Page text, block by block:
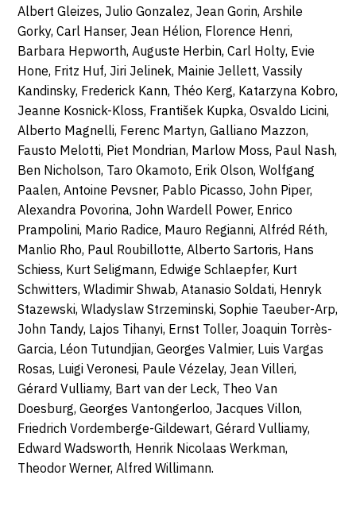
Albert Gleizes, Julio Gonzalez, Jean Gorin, Arshile
Gorky, Carl Hanser, Jean Hélion, Florence Henri,
Barbara Hepworth, Auguste Herbin, Carl Holty, Evie
Hone, Fritz Huf, Jiri Jelinek, Mainie Jellett, Vassily
Kandinsky, Frederick Kann, Théo Kerg, Katarzyna Kobro,
Jeanne Kosnick-Kloss, František Kupka, Osvaldo Licini,
Alberto Magnelli, Ferenc Martyn, Galliano Mazzon,
Fausto Melotti, Piet Mondrian, Marlow Moss, Paul Nash,
Ben Nicholson, Taro Okamoto, Erik Olson, Wolfgang
Paalen, Antoine Pevsner, Pablo Picasso, John Piper,
Alexandra Povorina, John Wardell Power, Enrico
Prampolini, Mario Radice, Mauro Regianni, Alfréd Réth,
Manlio Rho, Paul Roubillotte, Alberto Sartoris, Hans
Schiess, Kurt Seligmann, Edwige Schlaepfer, Kurt
Schwitters, Wladimir Shwab, Atanasio Soldati, Henryk
Stazewski, Wladyslaw Strzeminski,Sophie Taeuber-Arp,
John Tandy, Lajos Tihanyi, Ernst Toller, Joaquin Torrès-
Garcia, Léon Tutundjian, Georges Valmier, Luis Vargas
Rosas, Luigi Veronesi, Paule Vézelay, Jean Villeri,
Gérard Vulliamy, Bart van der Leck, Theo Van
Doesburg, Georges Vantongerloo, Jacques Villon,
Friedrich Vordemberge-Gildewart, Gérard Vulliamy,
Edward Wadsworth, Henrik Nicolaas Werkman,
Theodor Werner, Alfred Willimann.